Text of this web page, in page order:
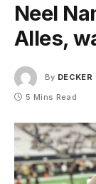
Neel
Alles,
By DECKER
5 Mins Read